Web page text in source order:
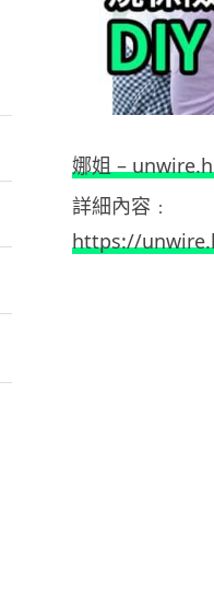
娜姐 –
詳細內容﹕
https://